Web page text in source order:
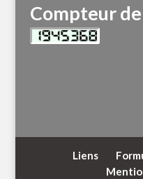
Compteur
Liens